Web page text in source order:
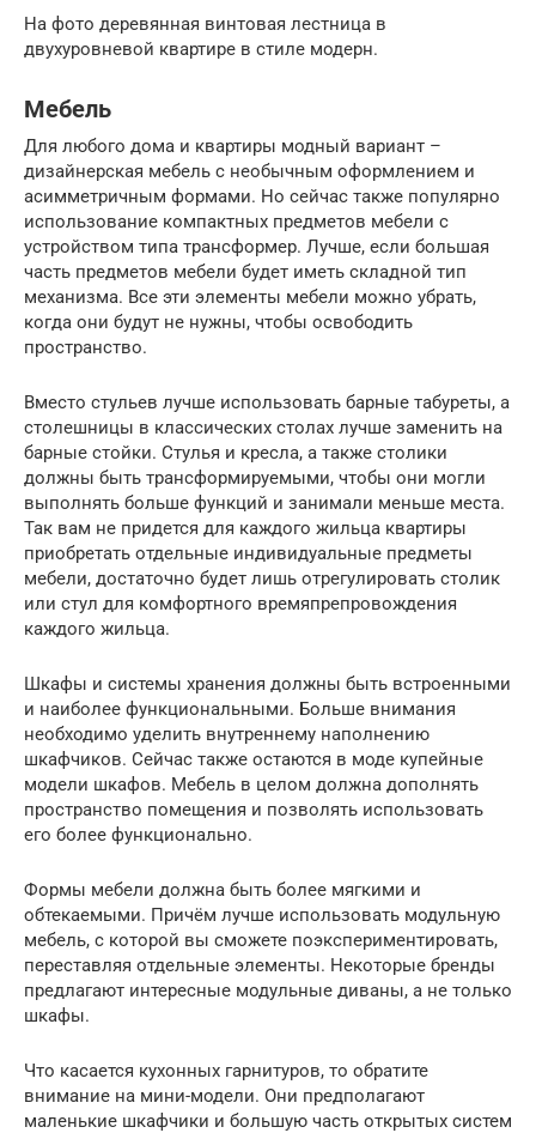
На фото деревянная винтовая лестница в
двухуровневой квартире в стиле модерн.
Мебель
Для любого дома и квартиры модный вариант –
дизайнерская мебель с необычным оформлением и
асимметричным формами. Но сейчас также популярно
использование компактных предметов мебели с
устройством типа трансформер. Лучше, если большая
часть предметов мебели будет иметь складной тип
механизма. Все эти элементы мебели можно убрать,
когда они будут не нужны, чтобы освободить
пространство.
Вместо стульев лучше использовать барные табуреты, а
столешницы в классических столах лучше заменить на
барные стойки. Стулья и кресла, а также столики
должны быть трансформируемыми, чтобы они могли
выполнять больше функций и занимали меньше места.
Так вам не придется для каждого жильца квартиры
приобретать отдельные индивидуальные предметы
мебели, достаточно будет лишь отрегулировать столик
или стул для комфортного времяпрепровождения
каждого жильца.
Шкафы и системы хранения должны быть встроенными
и наиболее функциональными. Больше внимания
необходимо уделить внутреннему наполнению
шкафчиков. Сейчас также остаются в моде купейные
модели шкафов. Мебель в целом должна дополнять
пространство помещения и позволять использовать
его более функционально.
Формы мебели должна быть более мягкими и
обтекаемыми. Причём лучше использовать модульную
мебель, с которой вы сможете поэкспериментировать,
переставляя отдельные элементы. Некоторые бренды
предлагают интересные модульные диваны, а не только
шкафы.
Что касается кухонных гарнитуров, то обратите
внимание на мини-модели. Они предполагают
маленькие шкафчики и большую часть открытых систем